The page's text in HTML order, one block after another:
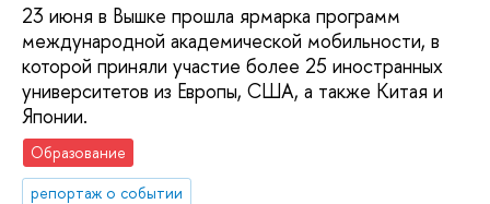
23 июня в Вышке прошла ярмарка программ
международной академической мобильности, в
которой приняли участие более 25 иностранных
университетов из Европы, США, а также Китая и
Японии.
Образование
репортаж о событии